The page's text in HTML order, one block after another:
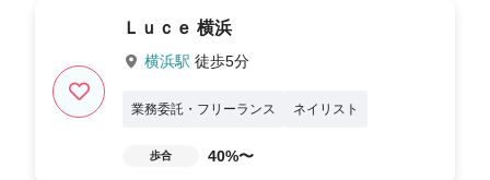
Ｌｕｃｅ 横浜
横浜駅 徒歩5分
業務委託・フリーランス ネイリスト
歩合 40%〜